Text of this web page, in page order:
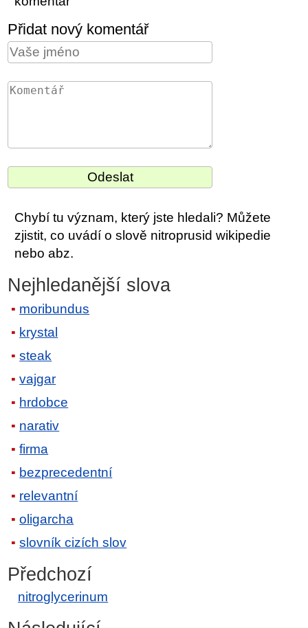
Přidat nový komentář
Chybí tu význam, který jste hledali? Můžete
zjistit, co uvádí o slově nitroprusid wikipedie
nebo abz.
Nejhledanější slova
moribundus
krystal
steak
vajgar
hrdobce
narativ
firma
bezprecedentní
relevantní
oligarcha
slovník cizích slov
Předchozí
nitroglycerinum